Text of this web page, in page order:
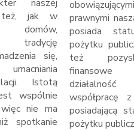
naszej
też, jak w
tradycję
się,
Istotą
wspólnie
nie ma
spotkanie
prawnymi
posiada
pożytku
też
współpracę
posiadającą
pożytku